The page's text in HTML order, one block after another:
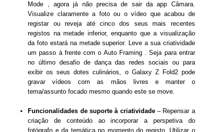
Mode , agora já não precisa de sair da app Câmara.
Visualize claramente a foto ou o vídeo que acabou de
registar ou reveja até cinco dos seus mais recentes
registos na metade inferior, enquanto que a visualização
da foto estará na metade superior. Leve a sua criatividade
um passo à frente com o Auto Framing . Seja para entrar
no último desafio de dança das redes sociais ou para
exibir os seus dotes culinários, o Galaxy Z Fold2 pode
gravar vídeos com as mãos livres e manter o
tema/assunto focado mesmo quando este se move.
Funcionalidades de suporte à criatividade– Repensar a
criação de conteúdo ao incorporar a perspetiva do
fotógrafo e da temática no momento do registo. Utilizar o